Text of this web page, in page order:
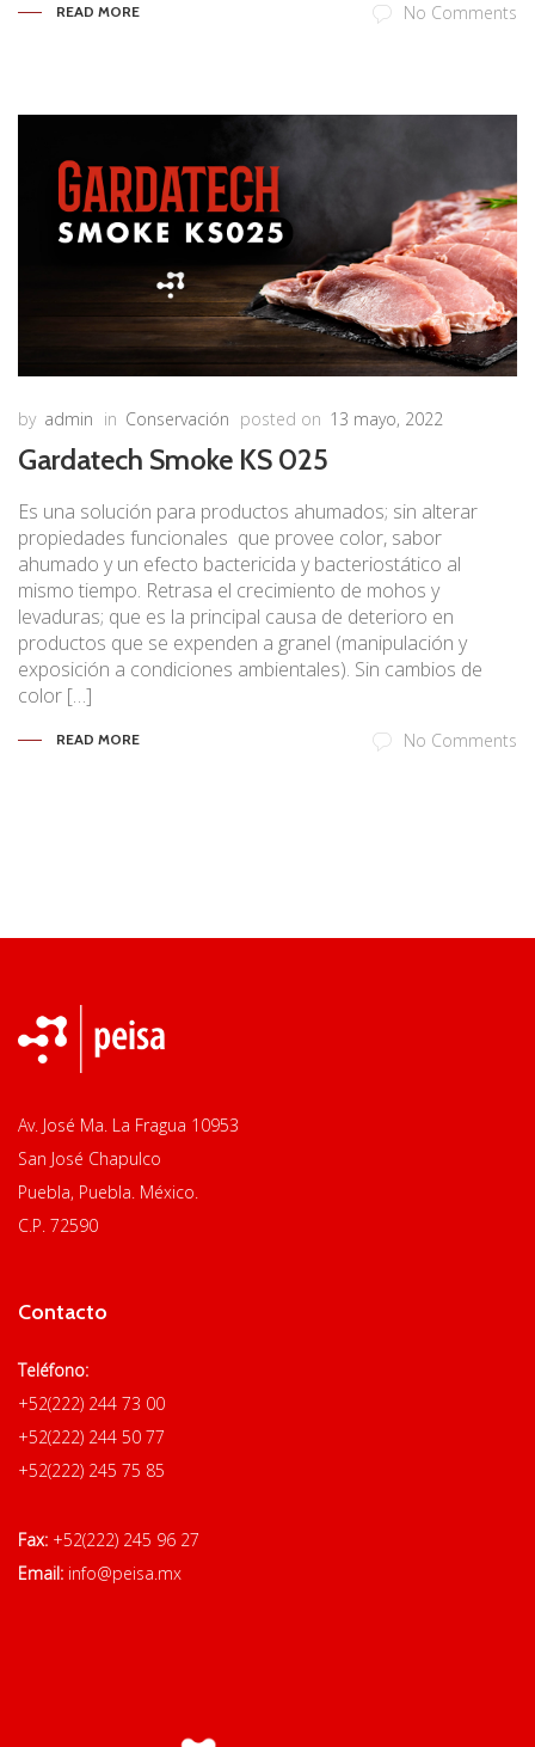
READ MORE No Comments
by admin in Conservación posted on 13 mayo, 2022
Gardatech Smoke KS 025
Es una solución para productos ahumados; sin alterar
propiedades funcionales que provee color, sabor
ahumado y un efecto bactericida y bacteriostático al
mismo tiempo. Retrasa el crecimiento de mohos y
levaduras; que es la principal causa de deterioro en
productos que se expenden a granel (manipulación y
exposición a condiciones ambientales). Sin cambios de
color […]
READ MORE No Comments
Av. José Ma. La Fragua 10953
San José Chapulco
Puebla, Puebla. México.
C.P. 72590
Contacto
Teléfono:
+52(222) 244 73 00
+52(222) 244 50 77
+52(222) 245 75 85
Fax: +52(222) 245 96 27
Email: info@peisa.mx